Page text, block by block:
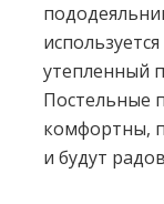
утепленный
Постельные
комфортны,
и будут